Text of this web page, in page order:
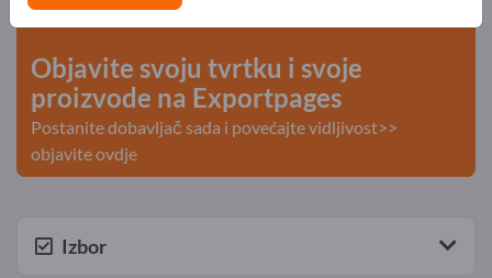
kontakti >> počnite ovdje
Objavite svoju tvrtku i svoje
proizvode na Exportpages
Postanite dobavljač sada i povećajte vidljivost>>
objavite ovdje
Izbor